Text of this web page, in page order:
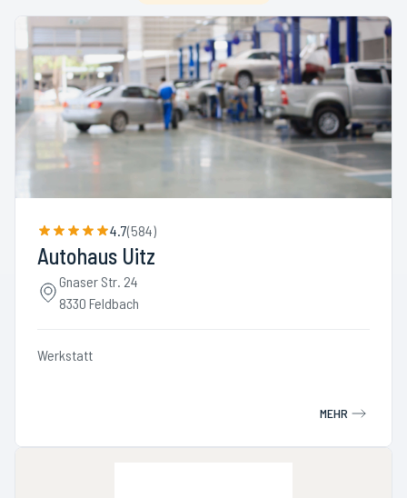
4.7(584)
Autohaus Uitz
Gnaser Str. 24
8330 Feldbach
Werkstatt
MEHR